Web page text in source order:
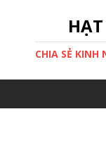
CHIA SẺ KINH